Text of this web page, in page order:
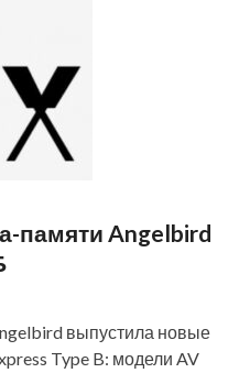
памяти Angelbird
выпустила новые
Type B: модели AV